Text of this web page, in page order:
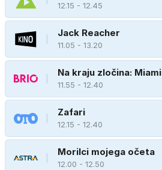
12.15 - 12.45
Jack Reacher
11.05 - 13.20
Na kraju zločina: Miami
11.55 - 12.40
Zafari
12.15 - 12.40
Morilci mojega očeta
12.00 - 12.50